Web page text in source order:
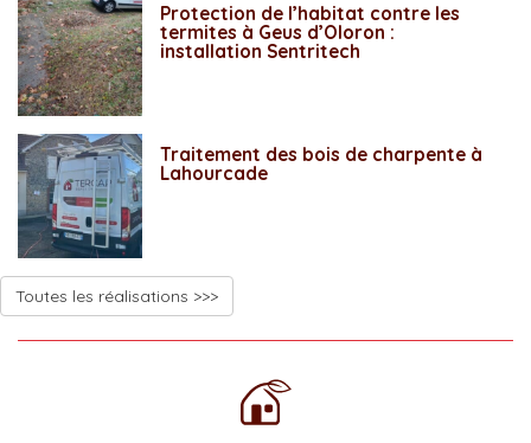
Protection de l’habitat contre les
termites à Geus d’Oloron :
installation Sentritech
Traitement des bois de charpente à
Lahourcade
Toutes les réalisations >>>